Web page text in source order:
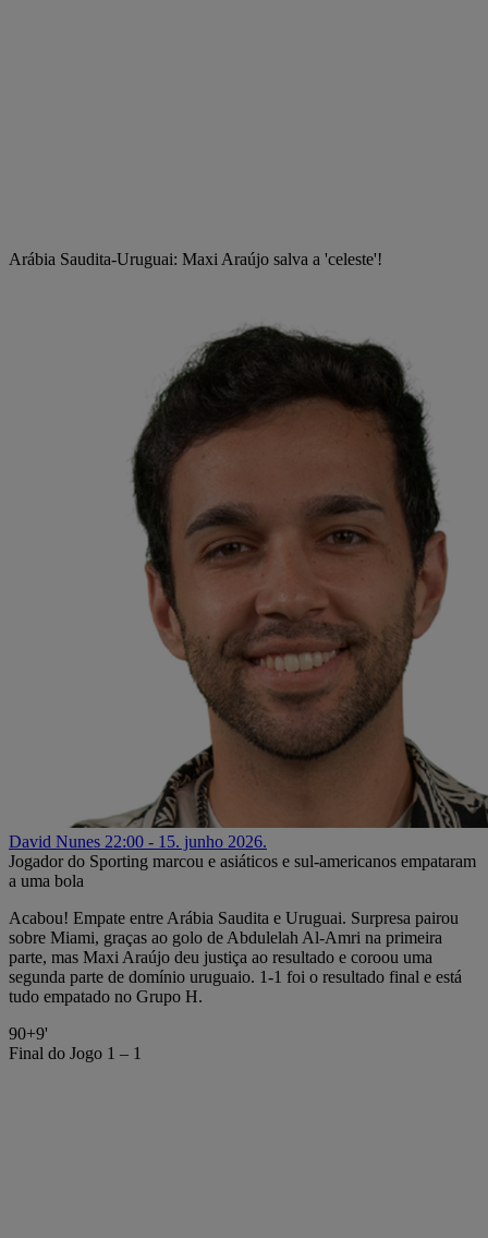
Arábia Saudita-Uruguai: Maxi Araújo salva a 'celeste'!
David Nunes 22:00 - 15. junho 2026.
Jogador do Sporting marcou e asiáticos e sul-americanos empataram
a uma bola
Acabou! Empate entre Arábia Saudita e Uruguai. Surpresa pairou
sobre Miami, graças ao golo de Abdulelah Al-Amri na primeira
parte, mas Maxi Araújo deu justiça ao resultado e coroou uma
segunda parte de domínio uruguaio. 1-1 foi o resultado final e está
tudo empatado no Grupo H.
90+9'
Final do Jogo 1 – 1